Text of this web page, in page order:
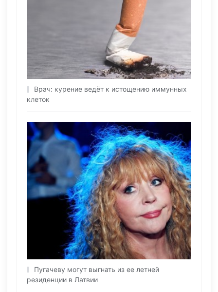
Врач: курение ведёт к истощению иммунных
клеток
Пугачеву могут выгнать из ее летней
резиденции в Латвии